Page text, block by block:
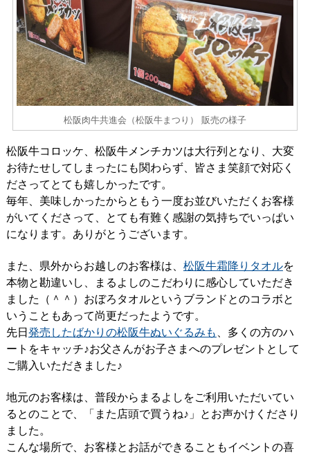
松阪肉牛共進会（松阪牛まつり） 販売の様子
松阪牛コロッケ、松阪牛メンチカツは大行列となり、大変
お待たせしてしまったにも関わらず、皆さま笑顔で対応く
ださってとても嬉しかったです。
毎年、美味しかったからともう一度お並びいただくお客様
がいてくださって、とても有難く感謝の気持ちでいっぱい
になります。ありがとうございます。
また、県外からお越しのお客様は、 松阪牛霜降りタオルを
本物と勘違いし、まるよしのこだわりに感心していただき
ました（＾＾）おぼろタオルというブランドとのコラボと
いうこともあって尚更だったようです。
先日 発売したばかりの松阪牛ぬいぐるみも
、多くの方のハ
ートをキャッチ♪お父さんがお子さまへのプレゼントとして
ご購入いただきました♪
地元のお客様は、普段からまるよしをご利用いただいてい
るとのことで、「また店頭で買うね♪」とお声かけくださり
ました。
こんな場所で、お客様とお話ができることもイベントの喜